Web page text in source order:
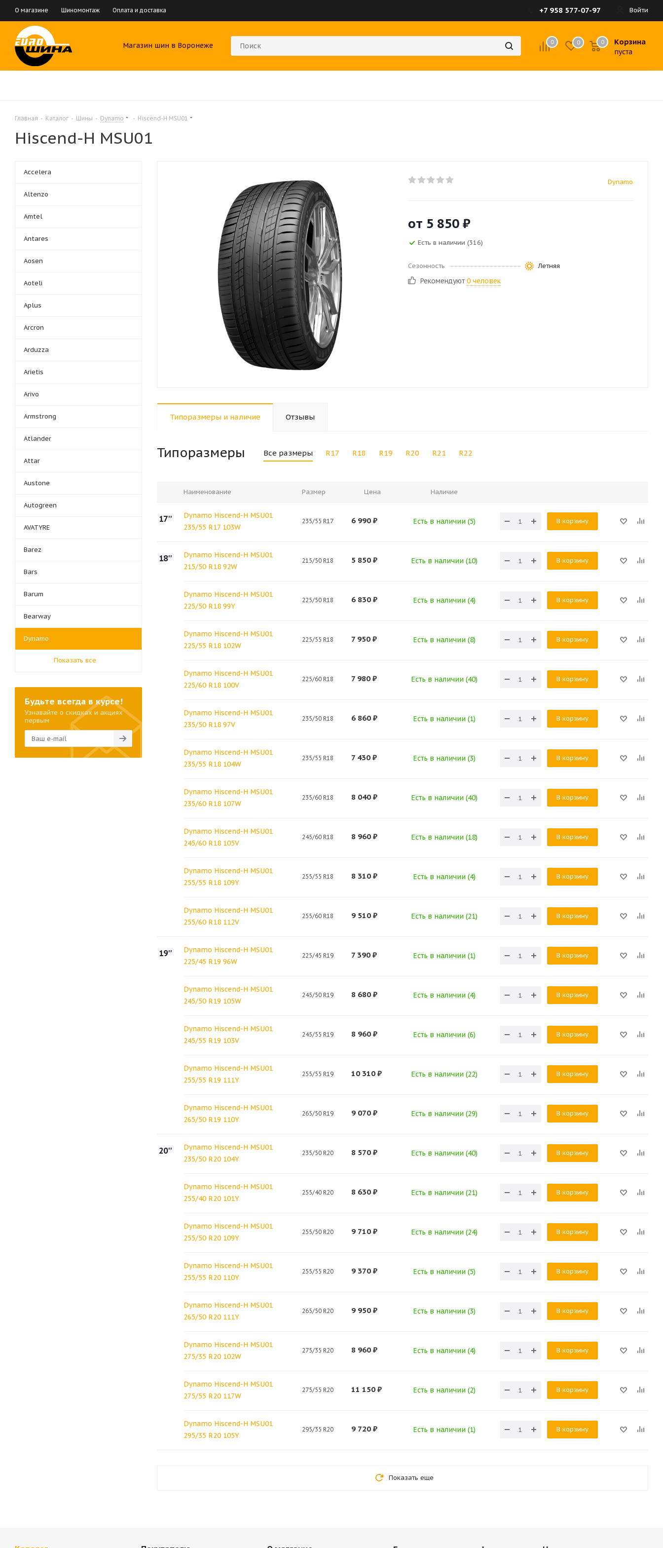
О магазине Шиномонтаж Оплата и доставка Войти
+7 958 577-07-97
Магазин шин в Воронеже 0 0 Корзина
пуста
0
Главная - Каталог - Шины - Dynamo - Hiscend-H MSU01
Hiscend-H MSU01
Dynamo
от 5 850 ₽
Есть в наличии (316)
Сезонность Летняя
Рекомендуют 0 человек
Типоразмеры и наличие Отзывы
Типоразмеры Все размеры R17 R18 R19 R20 R21 R22
Наименование Размер Цена Наличие
17''
Dynamo Hiscend-H MSU01
235/55 R17 103W
235/55 R17 6 990 ₽ Есть в наличии (5) В корзину
18''
Dynamo Hiscend-H MSU01
215/50 R18 92W
215/50 R18 5 850 ₽ Есть в наличии (10) В корзину
Dynamo Hiscend-H MSU01
225/50 R18 99Y
225/50 R18 6 830 ₽ Есть в наличии (4) В корзину
Dynamo Hiscend-H MSU01
225/55 R18 102W
225/55 R18 7 950 ₽ Есть в наличии (8) В корзину
Dynamo Hiscend-H MSU01
225/60 R18 100V
225/60 R18 7 980 ₽ Есть в наличии (40) В корзину
Dynamo Hiscend-H MSU01
235/50 R18 97V
235/50 R18 6 860 ₽ Есть в наличии (1) В корзину
Dynamo Hiscend-H MSU01
235/55 R18 104W
235/55 R18 7 430 ₽ Есть в наличии (3) В корзину
Dynamo Hiscend-H MSU01
235/60 R18 107W
235/60 R18 8 040 ₽ Есть в наличии (40) В корзину
Dynamo Hiscend-H MSU01
245/60 R18 105V
245/60 R18 8 960 ₽ Есть в наличии (18) В корзину
Dynamo Hiscend-H MSU01
255/55 R18 109Y
255/55 R18 8 310 ₽ Есть в наличии (4) В корзину
Dynamo Hiscend-H MSU01
255/60 R18 112V
255/60 R18 9 510 ₽ Есть в наличии (21) В корзину
19''
Dynamo Hiscend-H MSU01
225/45 R19 96W
225/45 R19 7 390 ₽ Есть в наличии (1) В корзину
Dynamo Hiscend-H MSU01
245/50 R19 105W
245/50 R19 8 680 ₽ Есть в наличии (4) В корзину
Dynamo Hiscend-H MSU01
245/55 R19 103V
245/55 R19 8 960 ₽ Есть в наличии (6) В корзину
Dynamo Hiscend-H MSU01
255/55 R19 111Y
255/55 R19 10 310 ₽ Есть в наличии (22) В корзину
Dynamo Hiscend-H MSU01
265/50 R19 110Y
265/50 R19 9 070 ₽ Есть в наличии (29) В корзину
20''
Dynamo Hiscend-H MSU01
235/50 R20 104Y
235/50 R20 8 570 ₽ Есть в наличии (40) В корзину
Dynamo Hiscend-H MSU01
255/40 R20 101Y
255/40 R20 8 630 ₽ Есть в наличии (21) В корзину
Dynamo Hiscend-H MSU01
255/50 R20 109Y
255/50 R20 9 710 ₽ Есть в наличии (24) В корзину
Dynamo Hiscend-H MSU01
255/55 R20 110Y
255/55 R20 9 370 ₽ Есть в наличии (5) В корзину
Dynamo Hiscend-H MSU01
265/50 R20 111Y
265/50 R20 9 950 ₽ Есть в наличии (3) В корзину
Dynamo Hiscend-H MSU01
275/35 R20 102W
275/35 R20 8 960 ₽ Есть в наличии (4) В корзину
Dynamo Hiscend-H MSU01
275/55 R20 117W
275/55 R20 11 150 ₽ Есть в наличии (2) В корзину
Dynamo Hiscend-H MSU01
295/35 R20 105Y
295/35 R20 9 720 ₽ Есть в наличии (1) В корзину
Показать еще
Accelera
Altenzo
Amtel
Antares
Aosen
Aoteli
Aplus
Arcron
Arduzza
Arietis
Arivo
Armstrong
Atlander
Attar
Austone
Autogreen
AVATYRE
Barez
Bars
Barum
Bearway
Dynamo
Показать все
Будьте всегда в курсе!
Узнавайте о скидках и акциях
первым